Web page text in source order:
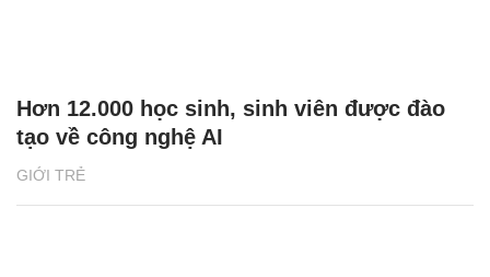
GIỚI TRẺ
Hơn 12.000 học sinh, sinh viên được đào
tạo về công nghệ AI